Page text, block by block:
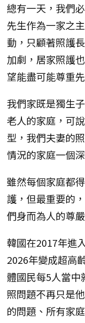
總有一天，我們
先生作為一家之
動，只顧著照護
加劇，居家照護
望能盡可能尊重
我們家既是獨生
老人的家庭，可
型，我們夫妻的
情況的家庭一個
雖然每個家庭都
護，但最重要的
們身而為人的尊
韓國在2017年進
2026年變成超高
體國民每5人當
照問題不再只是
的問題、所有家